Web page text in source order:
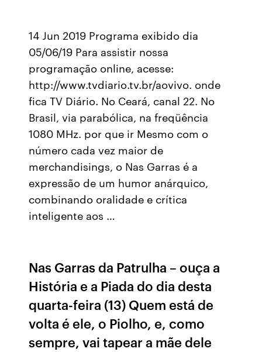
14 Jun 2019 Programa exibido dia
05/06/19 Para assistir nossa
programação online, acesse:
http://www.tvdiario.tv.br/aovivo. onde
fica TV Diário. No Ceará, canal 22. No
Brasil, via parabólica, na freqüência
1080 MHz. por que ir Mesmo com o
número cada vez maior de
merchandisings, o Nas Garras é a
expressão de um humor anárquico,
combinando oralidade e crítica
inteligente aos …
Nas Garras da Patrulha – ouça a
História e a Piada do dia desta
quarta-feira (13) Quem está de
volta é ele, o Piolho, e, como
sempre, vai tapear a mãe dele